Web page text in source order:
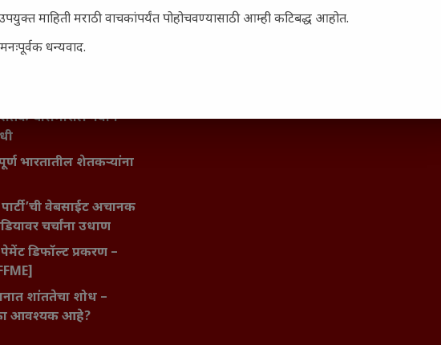
तरुणांच्या मनात
स्वप्नांना वास्तवात
हवामानाचा शेतीवर
नवीन
भारतातील शेतकऱ्यांना
वेबसाईट अचानक
चर्चांना उधाण
डिफॉल्ट प्रकरण –
शांततेचा शोध –
आवश्यक आहे?
माहिती मराठी वाचकांपर्यंत पोहोचवण्यासाठी आम्ही कटिबद्ध आहोत.
धन्यवाद.